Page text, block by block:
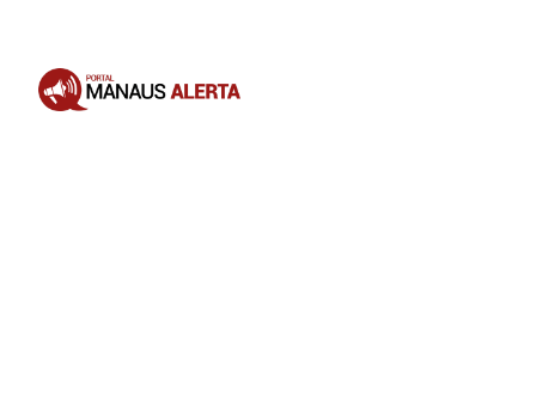
Opening